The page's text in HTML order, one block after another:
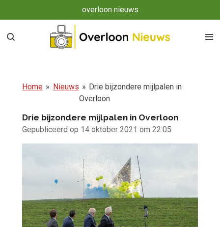
direct
naar
overloon nieuws
Home » Nieuws » Drie bijzondere mijlpalen in
Overloon
Drie bijzondere mijlpalen in Overloon
Gepubliceerd op 14 oktober 2021 om 22:05